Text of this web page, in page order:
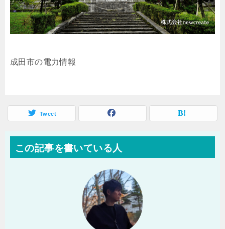
成田市の電力情報
Tweet
この記事を書いている人